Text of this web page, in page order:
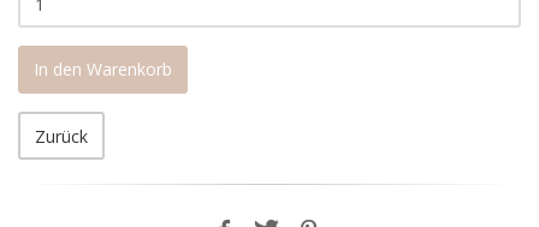
In den Warenkorb
Zurück